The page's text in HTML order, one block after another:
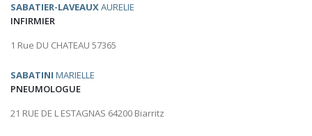
SABATIER-LAVEAUXAURELIE
INFIRMIER
1 Rue DU CHATEAU 57365
SABATINI MARIELLE
PNEUMOLOGUE
21 RUE DE L ESTAGNAS 64200 Biarritz